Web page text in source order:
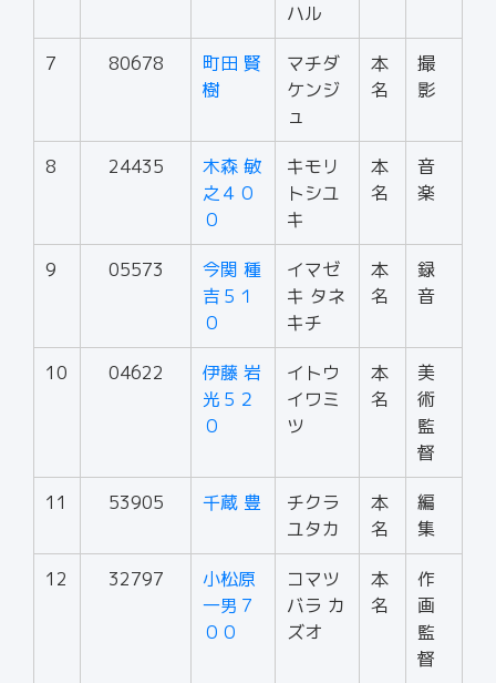
ハル
7 80678
町田 賢
樹
マチダ
ケンジ
ュ
本
名
撮
影
8 24435
木森 敏
之４０
０
キモリ
トシユ
キ
本
名
音
楽
9 05573
今関 種
吉５１
０
イマゼ
キ タネ
キチ
本
名
録
音
10 04622
伊藤 岩
光５２
０
イトウ
イワミ
ツ
本
名
美
術
監
督
11 53905 千蔵 豊
チクラ
ユタカ
本
名
編
集
12 32797
小松原
一男７
００
コマツ
バラ カ
ズオ
本
名
作
画
監
督